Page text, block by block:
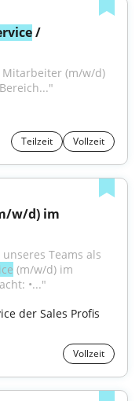
/
Teilzeit Vollzeit
w/d) im
Teams als
(m/w/d) im
•..."
der Sales Profis
Vollzeit